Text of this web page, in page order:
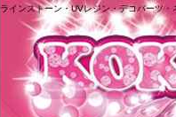
ラインストーン・UVレジン・デコパーツ